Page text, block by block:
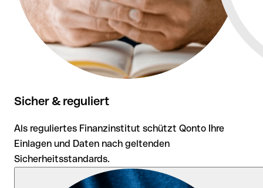
Sicher & reguliert
Als reguliertes Finanzinstitut schützt Qonto Ihre
Einlagen und Daten nach geltenden
Sicherheitsstandards.